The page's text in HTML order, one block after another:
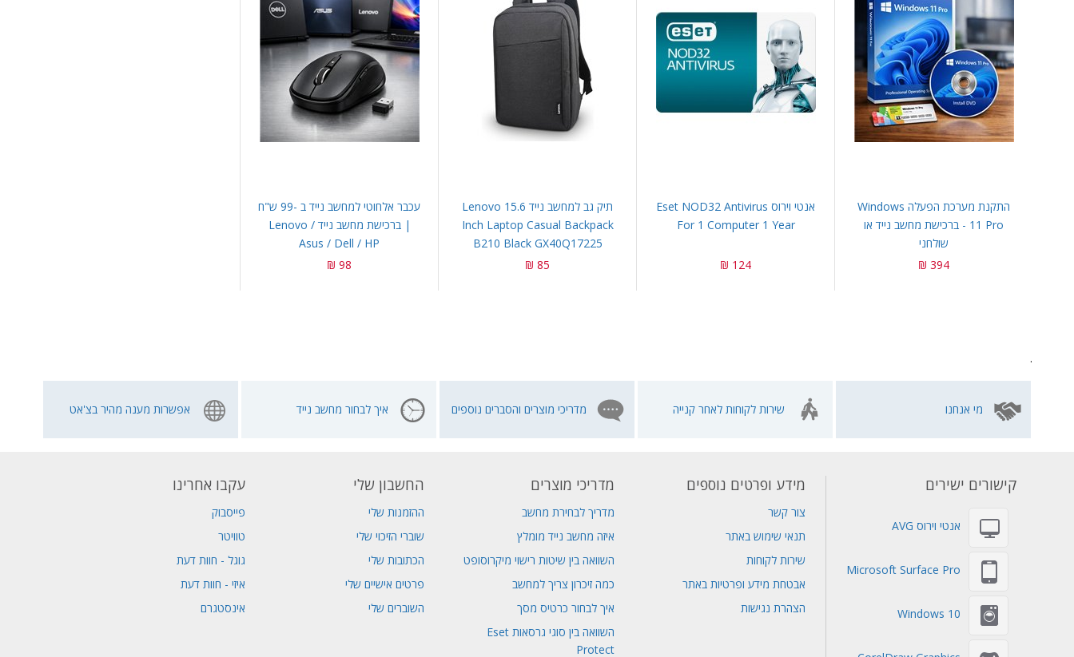
התקנת מערכת הפעלה Windows
11 Pro - ברכישת מחשב נייד או
שולחני
394 ₪
אנטי וירוס Eset NOD32 Antivirus
For 1 Computer 1 Year
124 ₪
תיק גב למחשב נייד Lenovo 15.6
Inch Laptop Casual Backpack
B210 Black GX40Q17225
85 ₪
עכבר אלחוטי למחשב נייד ב -99 ש"ח
| ברכישת מחשב נייד Lenovo /
Asus / Dell / HP
98 ₪
.
מי אנחנו שירות לקוחות לאחר קנייה מדריכי מוצרים והסברים נוספים איך לבחור מחשב נייד אפשרות מענה מהיר בצ'אט
קישורים ישירים
אנטי וירוס AVG
Microsoft Surface Pro
Windows 10
מידע ופרטים נוספים
צור קשר
תנאי שימוש באתר
שירות לקוחות
אבטחת מידע ופרטיות באתר
הצהרת נגישות
מדריכי מוצרים
מדריך לבחירת מחשב
איזה מחשב נייד מומלץ
השוואה בין שיטות רישוי מיקרוסופט
כמה זיכרון צריך למחשב
איך לבחור כרטיס מסך
השוואה בין סוגי גרסאות Eset
Protect
החשבון שלי
ההזמנות שלי
שוברי הזיכוי שלי
הכתובות שלי
פרטים אישיים שלי
השוברים שלי
עקבו אחרינו
פייסבוק
טוויטר
גוגל - חוות דעת
איזי - חוות דעת
אינסטגרם